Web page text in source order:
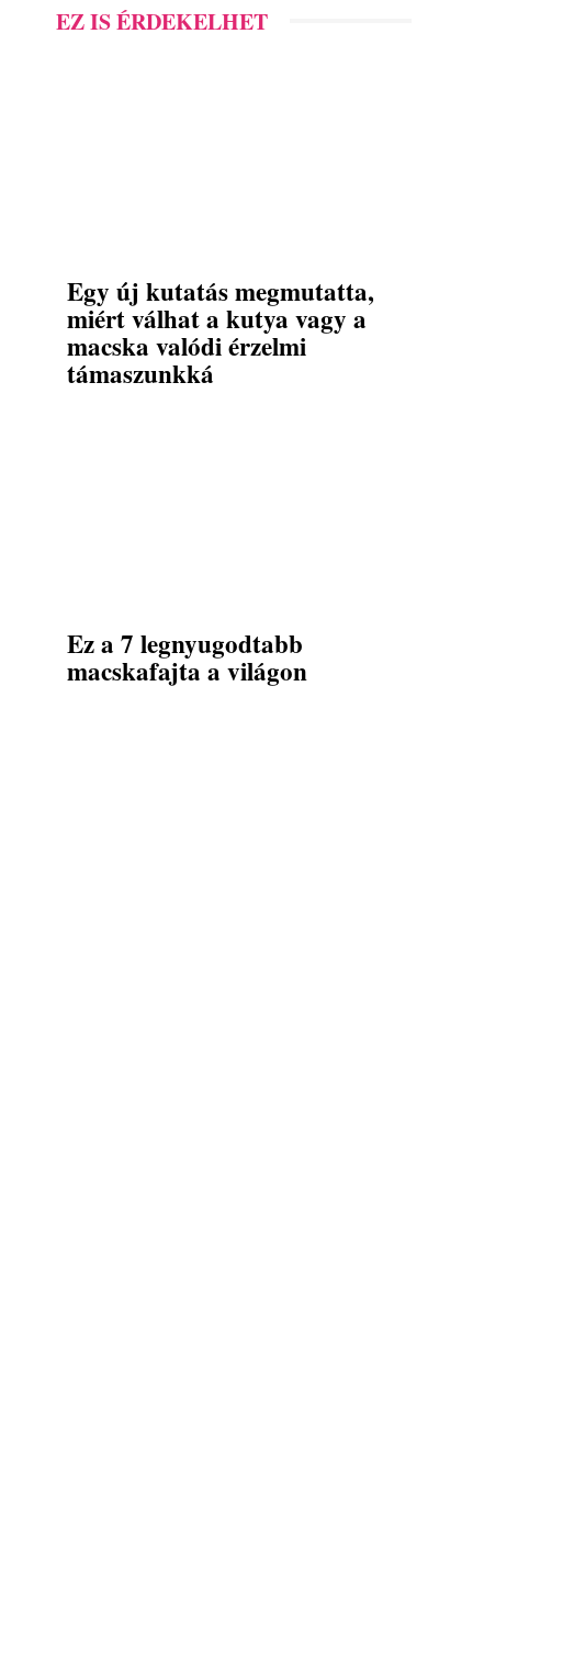
EZ IS ÉRDEKELHET
Egy új kutatás megmutatta,
miért válhat a kutya vagy a
macska valódi érzelmi
támaszunkká
Ez a 7 legnyugodtabb
macskafajta a világon